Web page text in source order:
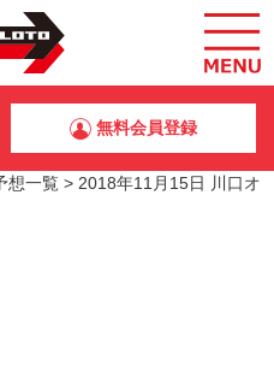
無料会員登録
想一覧 > 2018年11月15日 川口オ